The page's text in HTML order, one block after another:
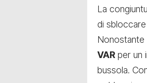
La
di sbloccare
Nonostante
VAR per un
bussola.